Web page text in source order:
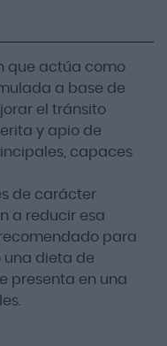
que actúa como
a base de
el tránsito
y apio de
capaces
de carácter
a reducir esa
para
una dieta de
presenta en una